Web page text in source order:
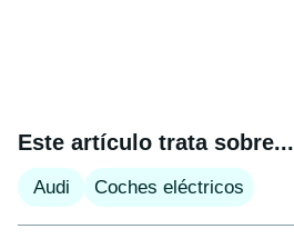
Este artículo trata sobre...
Audi Coches eléctricos